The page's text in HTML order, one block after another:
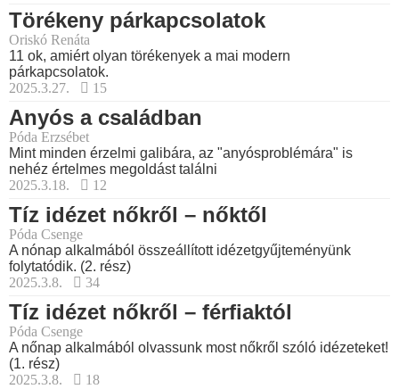
Törékeny párkapcsolatok
Oriskó Renáta
11 ok, amiért olyan törékenyek a mai modern
párkapcsolatok.
2025.3.27.
15
Anyós a családban
Póda Erzsébet
Mint minden érzelmi galibára, az "anyósproblémára" is
nehéz értelmes megoldást találni
2025.3.18.
12
Tíz idézet nőkről – nőktől
Póda Csenge
A nónap alkalmából összeállított idézetgyűjteményünk
folytatódik. (2. rész)
2025.3.8.
34
Tíz idézet nőkről – férfiaktól
Póda Csenge
A nőnap alkalmából olvassunk most nőkről szóló idézeteket!
(1. rész)
2025.3.8.
18